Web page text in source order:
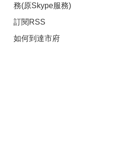
務(原Skype服務)
訂閱RSS
如何到達市府